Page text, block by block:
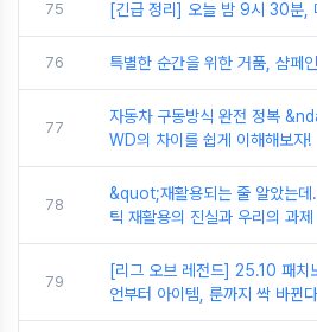
75 [긴급 정리] 오늘 밤 9시 30분,
76 특별한 순간을 위한 거품, 샴페
77
자동차 구동방식 완전 정복
WD의 차이를 쉽게 이해해보자!
78
&quot;재활용되는 줄 알았는
틱 재활용의 진실과 우리의 과제
79
[리그 오브 레전드] 25.10 패치
언부터 아이템, 룬까지 싹 바뀐